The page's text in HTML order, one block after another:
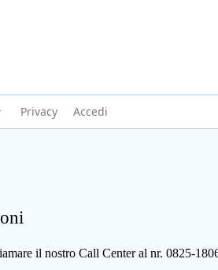
Privacy Accedi
il nostro Call Center al nr. 0825-